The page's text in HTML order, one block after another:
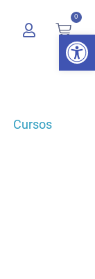
Abrir
0
Cursos